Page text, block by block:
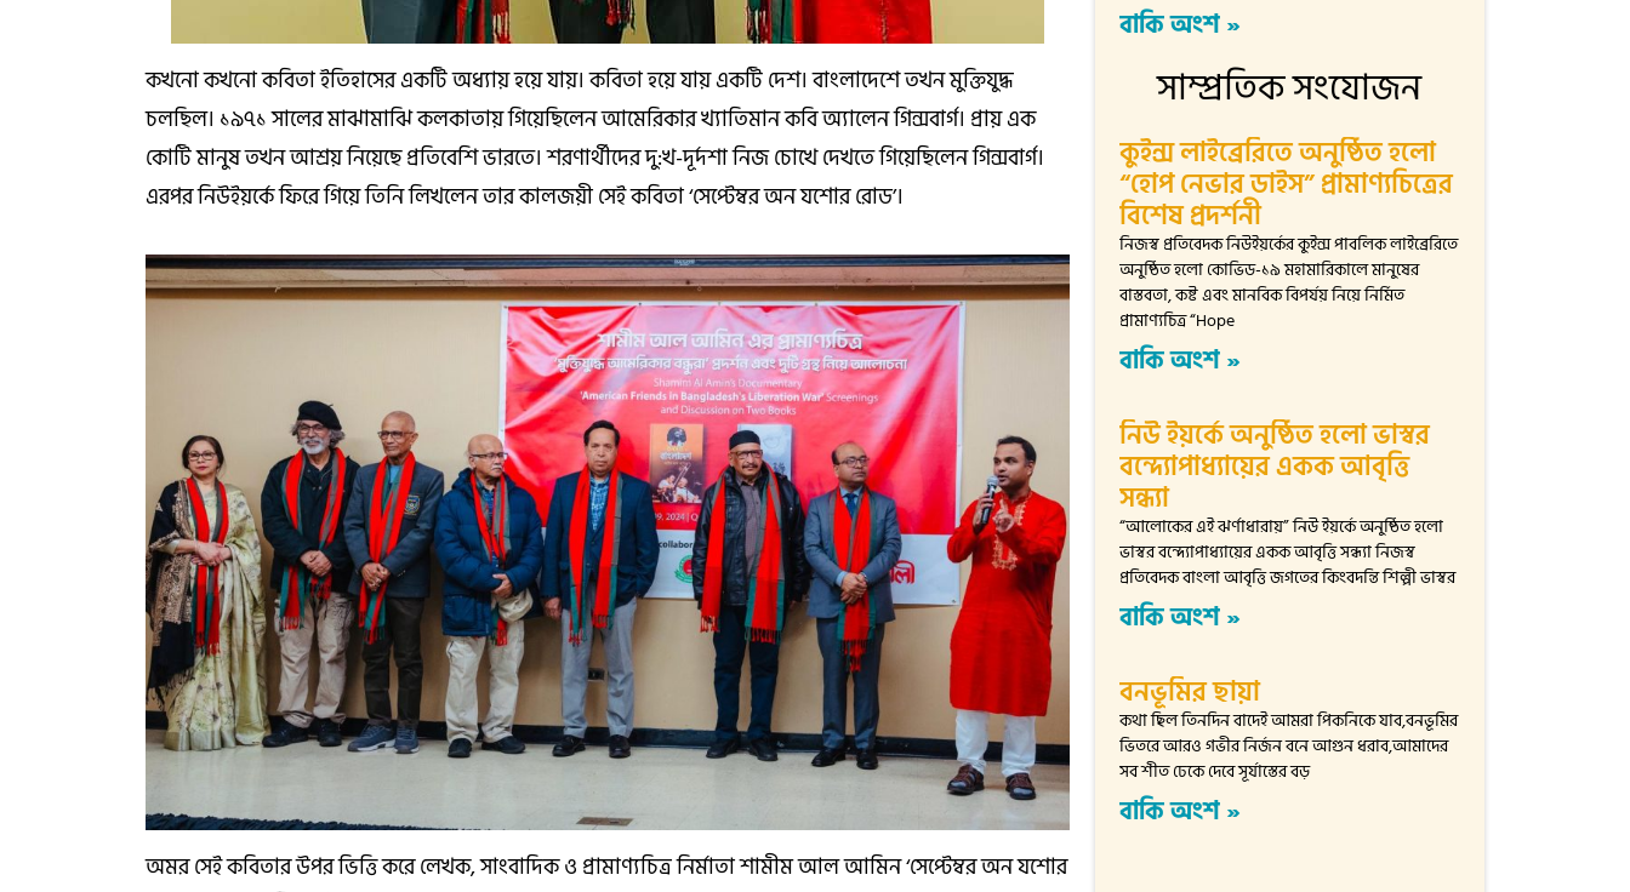
কখনো কখনো কবিতা ইতিহাসের একটি অধ্যায় হয়ে যায়। কবিতা হয়ে যায় একটি দেশ। বাংলাদেশে তখন মুক্তিযুদ্ধ
চলছিল। ১৯৭১ সালের মাঝামাঝি কলকাতায় গিয়েছিলেন আমেরিকার খ্যাতিমান কবি অ্যালেন গিন্সবার্গ। প্রায় এক
কোটি মানুষ তখন আশ্রয় নিয়েছে প্রতিবেশি ভারতে। শরণার্থীদের দু:খ-দূর্দশা নিজ চোখে দেখতে গিয়েছিলেন গিন্সবার্গ।
এরপর নিউইয়র্কে ফিরে গিয়ে তিনি লিখলেন তার কালজয়ী সেই কবিতা ‘সেপ্টেম্বর অন যশোর রোড’।
অমর সেই কবিতার উপর ভিত্তি করে লেখক, সাংবাদিক ও প্রামাণ্যচিত্র নির্মাতা শামীম আল আমিন ‘সেপ্টেম্বর অন যশোর
বাকি অংশ »
সাম্প্রতিক সংযোজন
কুইন্স লাইব্রেরিতে অনুষ্ঠিত হলো
“হোপ নেভার ডাইস” প্রামাণ্যচিত্রের
বিশেষ প্রদর্শনী
নিজস্ব প্রতিবেদক নিউইয়র্কের কুইন্স পাবলিক লাইব্রেরিতে
অনুষ্ঠিত হলো কোভিড-১৯ মহামারিকালে মানুষের
বাস্তবতা, কষ্ট এবং মানবিক বিপর্যয় নিয়ে নির্মিত
প্রামাণ্যচিত্র “Hope
বাকি অংশ »
নিউ ইয়র্কে অনুষ্ঠিত হলো ভাস্বর
বন্দ্যোপাধ্যায়ের একক আবৃত্তি
সন্ধ্যা
“আলোকের এই ঝর্ণাধারায়” নিউ ইয়র্কে অনুষ্ঠিত হলো
ভাস্বর বন্দ্যোপাধ্যায়ের একক আবৃত্তি সন্ধ্যা নিজস্ব
প্রতিবেদক বাংলা আবৃত্তি জগতের কিংবদন্তি শিল্পী ভাস্বর
বাকি অংশ »
বনভূমির ছায়া
কথা ছিল তিনদিন বাদেই আমরা পিকনিকে যাব,বনভূমির
ভিতরে আরও গভীর নির্জন বনে আগুন ধরাব,আমাদের
সব শীত ঢেকে দেবে সূর্যাস্তের বড়
বাকি অংশ »